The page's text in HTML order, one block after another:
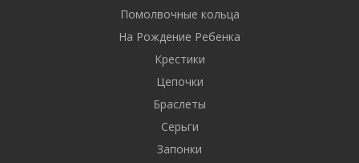
Помолвочные кольца
На Рождение Ребенка
Крестики
Цепочки
Браслеты
Серьги
Запонки